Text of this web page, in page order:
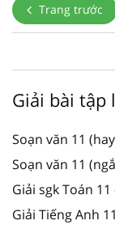
Trang trước
Giải bài
Soạn văn 11
Soạn văn 11
Giải sgk Toán 11
Giải Tiếng Anh